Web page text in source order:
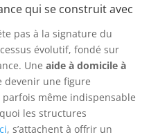
qui se construit avec
pas à la signature du
évolutif, fondé sur
Une aide à domicile à
une figure
même indispensable
les structures
, s’attachent à offrir un